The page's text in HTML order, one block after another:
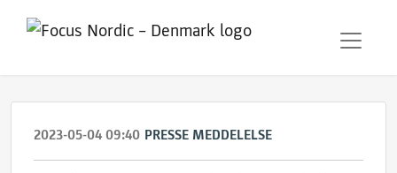
2023-05-04 09:40 PRESSE MEDDELELSE